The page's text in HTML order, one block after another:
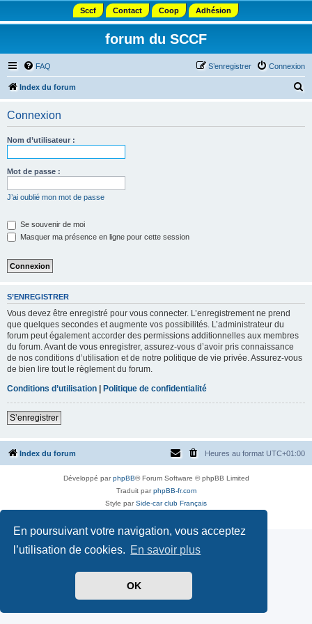
En poursuivant votre navigation, vous acceptez
l’utilisation de cookies. En savoir plus
OK
Sccf Contact Coop Adhésion
forum du SCCF
FAQ Connexion
S’enregistrer
Index du forum
Connexion
Nom d’utilisateur :
Mot de passe :
J’ai oublié mon mot de passe
Se souvenir de moi
Masquer ma présence en ligne pour cette session
S’ENREGISTRER
Vous devez être enregistré pour vous connecter. L’enregistrement ne prend
que quelques secondes et augmente vos possibilités. L’administrateur du
forum peut également accorder des permissions additionnelles aux membres
du forum. Avant de vous enregistrer, assurez-vous d’avoir pris connaissance
de nos conditions d’utilisation et de notre politique de vie privée. Assurez-vous
de bien lire tout le règlement du forum.
Conditions d’utilisation | Politique de confidentialité
S’enregistrer
Index du forum Heures au format UTC+01:00
Développé parphpBB® Forum Software © phpBB Limited
Traduit parphpBB-fr.com
Style parSide-car club Français